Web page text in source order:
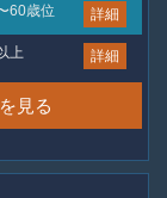
60歳位 詳細
上 詳細
見る